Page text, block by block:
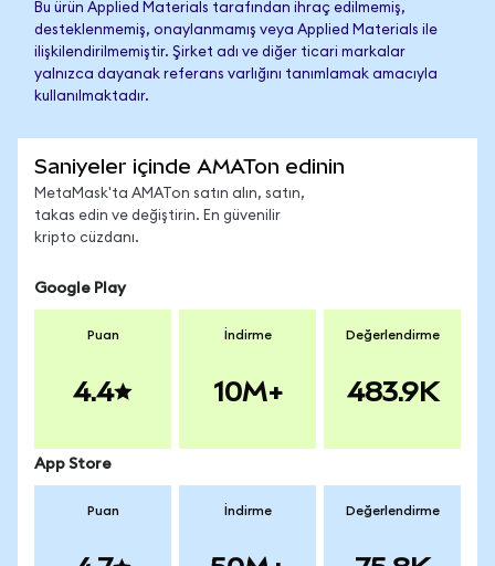
Bu ürün Applied Materials tarafından ihraç edilmemiş,
desteklenmemiş, onaylanmamış veya Applied Materials ile
ilişkilendirilmemiştir. Şirket adı ve diğer ticari markalar
yalnızca dayanak referans varlığını tanımlamak amacıyla
kullanılmaktadır.
Saniyeler içinde AMATon edinin
MetaMask'ta AMATon satın alın, satın,
takas edin ve değiştirin. En güvenilir
kripto cüzdanı.
Google Play
Puan
4.4
İndirme
10M+
Değerlendirme
483.9K
App Store
Puan İndirme Değerlendirme